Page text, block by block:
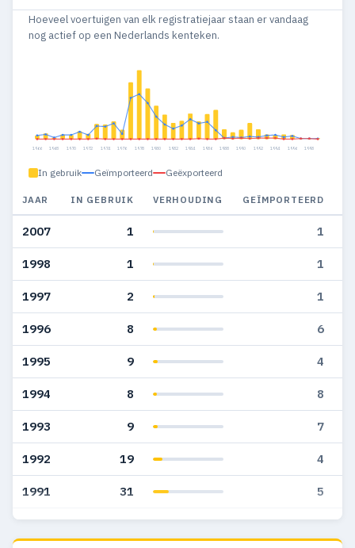
Hoeveel voertuigen van elk registratiejaar staan er vandaag
nog actief op een Nederlands kenteken.
1966 1968 1970 1972 1974 1976 1978 1980 1982 1984 1986 1988 1990 1992 1994 1996 1998
In gebruik Geïmporteerd Geëxporteerd
JAAR IN GEBRUIK VERHOUDING GEÏMPORTEERD
2007 1 1
1998 1 1
1997 2 1
1996 8 6
1995 9 4
1994 8 8
1993 9 7
1992 19 4
1991 31 5
1990 18 3